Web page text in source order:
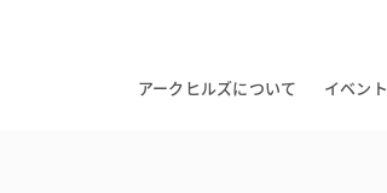
アークヒルズについて イベント